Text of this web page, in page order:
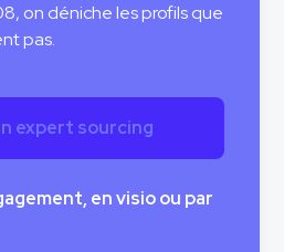
on déniche les profils que
pas.
expert sourcing
en visio ou par